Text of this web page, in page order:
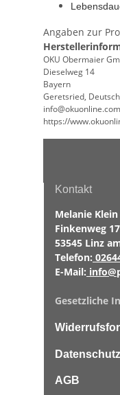
Angaben zur
OKU Obermaier
Dieselweg 14
Bayern
Geretsried,
info@okuonline.com
https://
Kontakt
Melanie Klein
Finkenweg 17
53545 Linz
Telefon:
E-Mail:
Gesetzliche
Datenschutz
AGB